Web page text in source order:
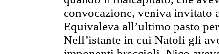
convocazione, veniva invitato
Equivaleva all’ultimo pasto
Nell’istante in cui Natoli gli